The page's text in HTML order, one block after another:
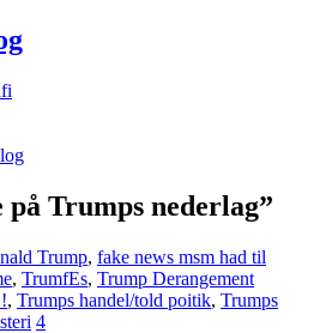
på Trumps nederlag”
Trump, fake news msm had til
, TrumfEs, Trump Derangement
, Trumps handel/told poitik, Trumps
4